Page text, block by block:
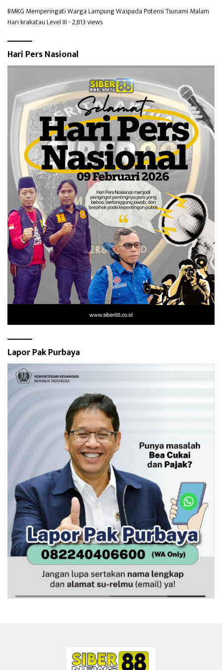
BMKG Memperingati Warga Lampung Waspada Potensi Tsunami Malam
Hari krakatau Level III- 2,813 views
Hari Pers Nasional
Lapor Pak Purbaya